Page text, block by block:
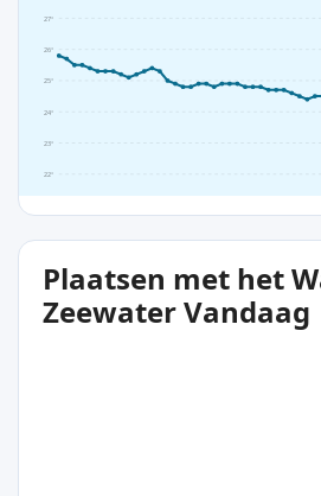
22°
23°
24°
25°
26°
27°
Plaatsen met het
Zeewater Vandaag